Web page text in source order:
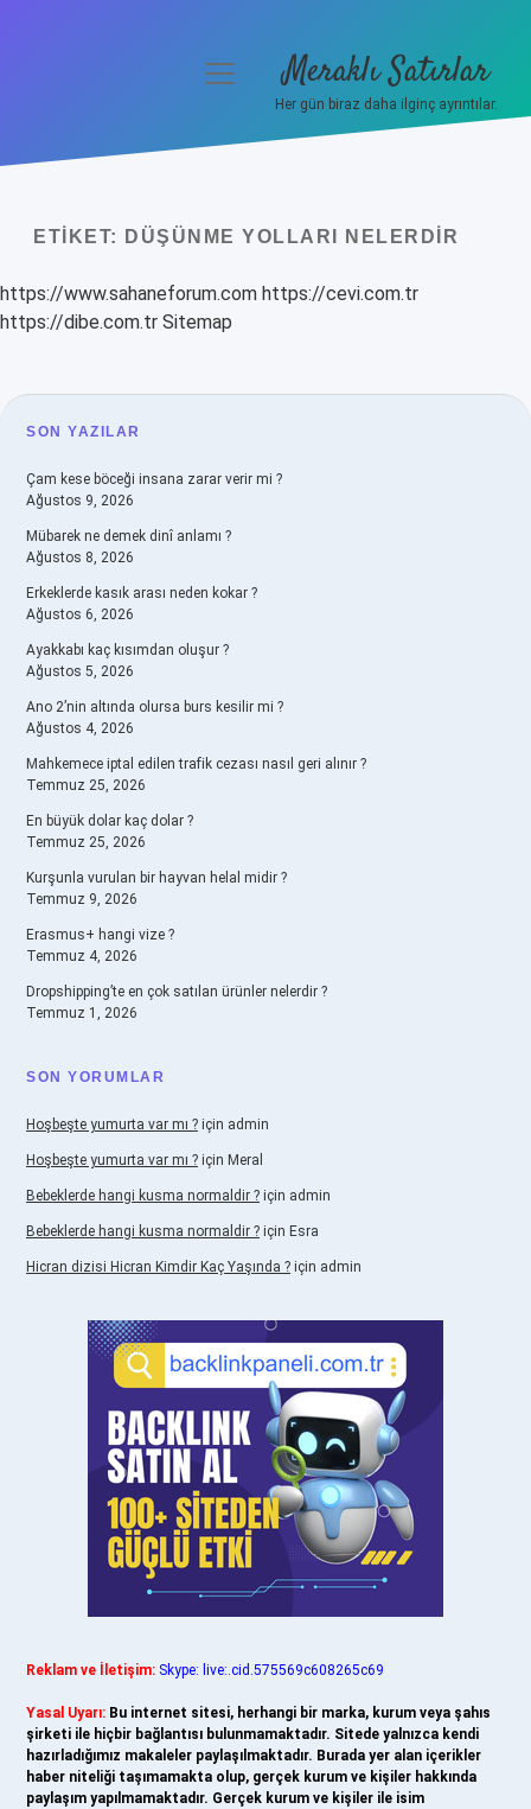
Hakkımızda
menüyü
Meraklı Satırlar
Her gün biraz daha ilginç ayrıntılar.
ETIKET: DÜŞÜNME YOLLARI NELERDIR
https://www.sahaneforum.com https://cevi.com.tr
https://dibe.com.tr Sitemap
SIDEBAR
SON YAZILAR
Çam kese böceği insana zarar verir mi ?
Ağustos 9, 2026
Mübarek ne demek dinî anlamı ?
Ağustos 8, 2026
Erkeklerde kasık arası neden kokar ?
Ağustos 6, 2026
Ayakkabı kaç kısımdan oluşur ?
Ağustos 5, 2026
Ano 2’nin altında olursa burs kesilir mi ?
Ağustos 4, 2026
Mahkemece iptal edilen trafik cezası nasıl geri alınır ?
Temmuz 25, 2026
En büyük dolar kaç dolar ?
Temmuz 25, 2026
Kurşunla vurulan bir hayvan helal midir ?
Temmuz 9, 2026
Erasmus+ hangi vize ?
Temmuz 4, 2026
Dropshipping’te en çok satılan ürünler nelerdir ?
Temmuz 1, 2026
SON YORUMLAR
Hoşbeşte yumurta var mı ? için admin
Hoşbeşte yumurta var mı ? için Meral
Bebeklerde hangi kusma normaldir ? için admin
Bebeklerde hangi kusma normaldir ? için Esra
Hicran dizisi Hicran Kimdir Kaç Yaşında ? için admin
Reklam ve İletişim: Skype: live:.cid.575569c608265c69
Yasal Uyarı: Bu internet sitesi, herhangi bir marka, kurum veya şahıs
şirketi ile hiçbir bağlantısı bulunmamaktadır. Sitede yalnızca kendi
hazırladığımız makaleler paylaşılmaktadır. Burada yer alan içerikler
haber niteliği taşımamakta olup, gerçek kurum ve kişiler hakkında
paylaşım yapılmamaktadır. Gerçek kurum ve kişiler ile isim